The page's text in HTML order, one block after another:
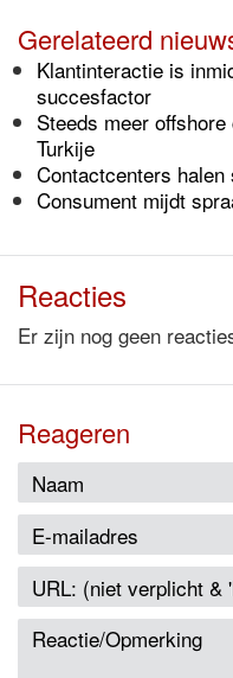
Gerelateerd
Klantinteractie is
succesfactor
Steeds meer
Turkije
Contactcenters
Consument mijdt
Reacties
Er zijn nog geen
Reageren